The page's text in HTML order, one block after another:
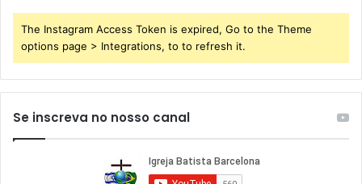
The Instagram Access Token is expired, Go to the Theme
options page > Integrations, to to refresh it.
Se inscreva no nosso canal